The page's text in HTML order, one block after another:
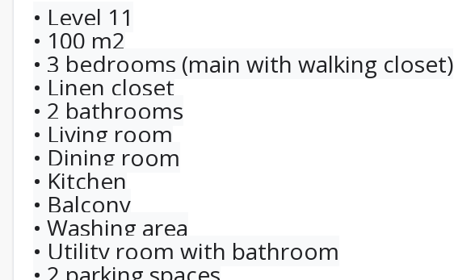
• Level 11
• ⁠100 m2
• 3 bedrooms (main with walking closet)
• Linen closet
• ⁠2 bathrooms
• ⁠Living room
• ⁠Dining room
• ⁠Kitchen
• ⁠Balcony
• ⁠Washing area
• Utility room with bathroom